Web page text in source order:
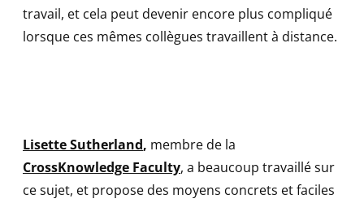
travail, et cela peut devenir encore plus compliqué
lorsque ces mêmes collègues travaillent à distance.
Lisette Sutherland, membre de la
CrossKnowledge Faculty, a beaucoup travaillé sur
ce sujet, et propose des moyens concrets et faciles